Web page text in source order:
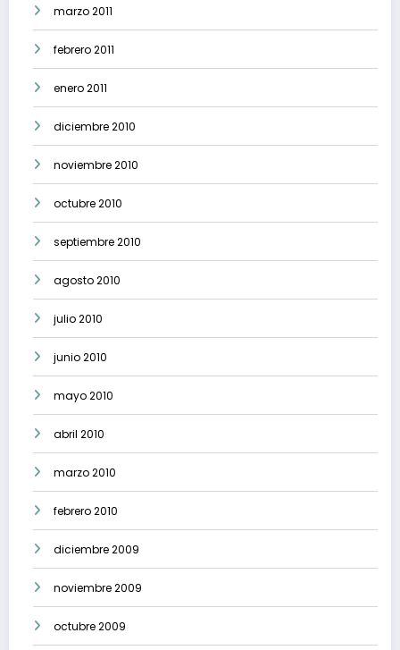
marzo 2011
febrero 2011
enero 2011
diciembre 2010
noviembre 2010
octubre 2010
septiembre 2010
agosto 2010
julio 2010
junio 2010
mayo 2010
abril 2010
marzo 2010
febrero 2010
diciembre 2009
noviembre 2009
octubre 2009